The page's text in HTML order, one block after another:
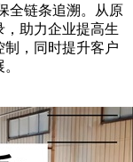
全链条追溯。从原
助力企业提高生
制，同时提升客户